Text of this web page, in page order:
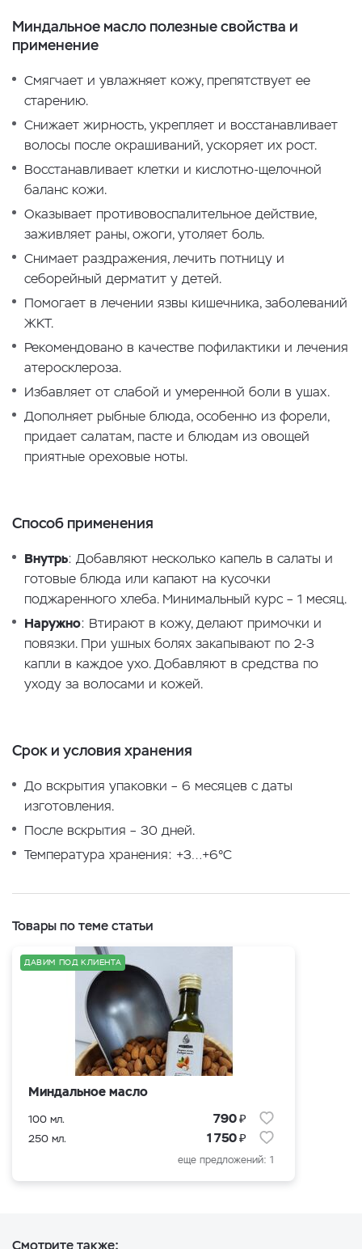
Миндальное масло полезные свойства и
применение
Смягчает и увлажняет кожу, препятствует ее
старению.
Снижает жирность, укрепляет и восстанавливает
волосы после окрашиваний, ускоряет их рост.
Восстанавливает клетки и кислотно-щелочной
баланс кожи.
Оказывает противовоспалительное действие,
заживляет раны, ожоги, утоляет боль.
Снимает раздражения, лечить потницу и
себорейный дерматит у детей.
Помогает в лечении язвы кишечника, заболеваний
ЖКТ.
Рекомендовано в качестве пофилактики и лечения
атеросклероза.
Избавляет от слабой и умеренной боли в ушах.
Дополняет рыбные блюда, особенно из форели,
придает салатам, пасте и блюдам из овощей
приятные ореховые ноты.
Способ применения
Внутрь: Добавляют несколько капель в салаты и
готовые блюда или капают на кусочки
поджаренного хлеба. Минимальный курс – 1 месяц.
Наружно: Втирают в кожу, делают примочки и
повязки. При ушных болях закапывают по 2-3
капли в каждое ухо. Добавляют в средства по
уходу за волосами и кожей.
Срок и условия хранения
До вскрытия упаковки – 6 месяцев с даты
изготовления.
После вскрытия – 30 дней.
Температура хранения: +3…+6°С
Товары по теме статьи
ДАВИМ ПОД КЛИЕНТА
Миндальное масло
100 мл. 790₽
250 мл. 1 750₽
еще предложений: 1